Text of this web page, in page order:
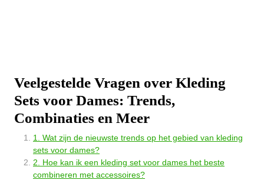
Veelgestelde Vragen over Kleding
Sets voor Dames: Trends,
Combinaties en Meer
1. Wat zijn de nieuwste trends op het gebied van kleding
sets voor dames?
2. Hoe kan ik een kleding set voor dames het beste
combineren met accessoires?